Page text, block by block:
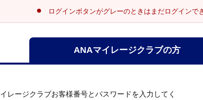
ログインボタンがグレーのときはまだログインで
ANAマイレージクラブの方
レージクラブお客様番号とパスワードを入力してく